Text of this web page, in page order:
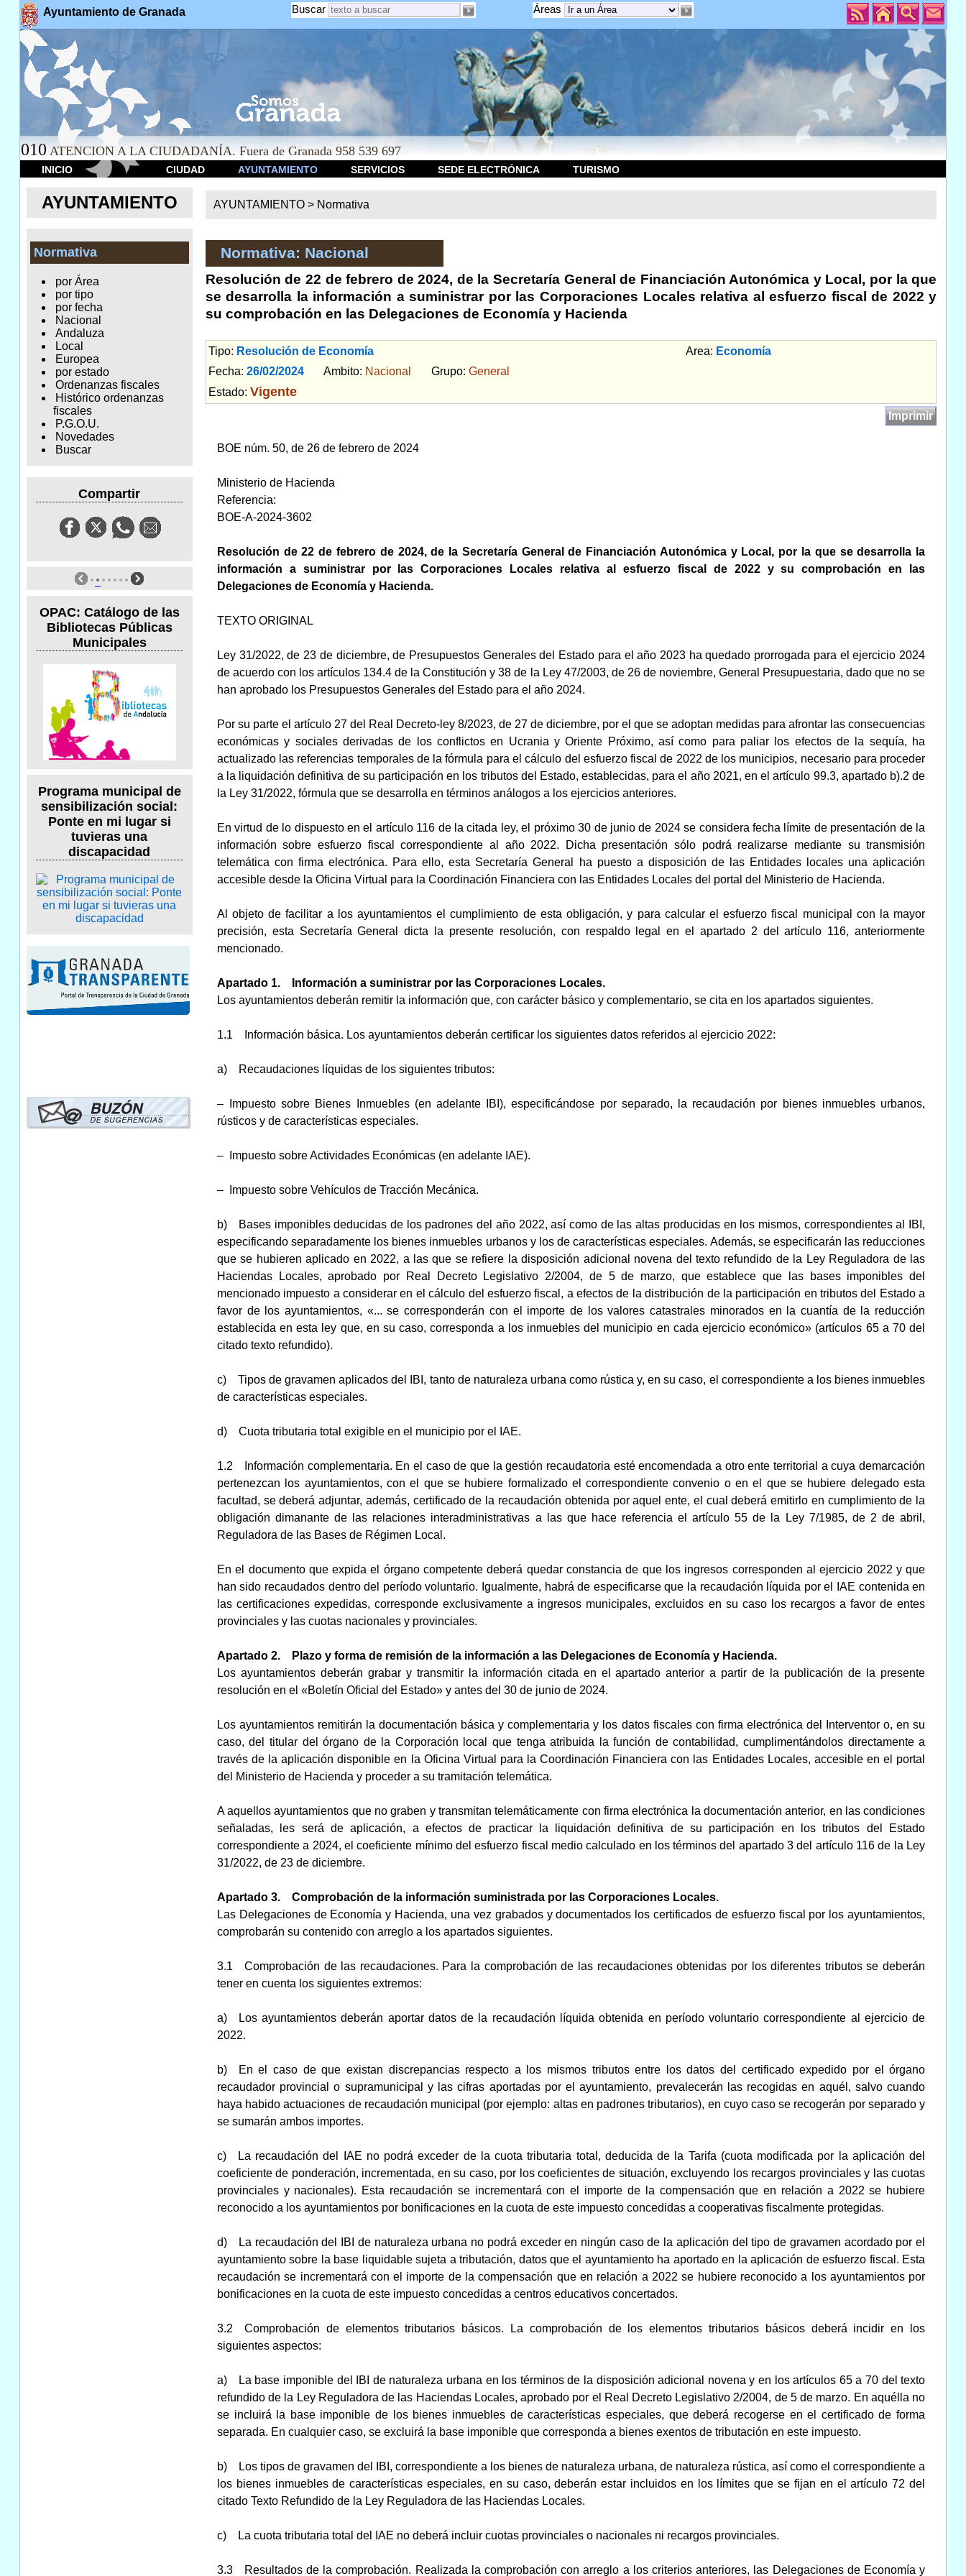
Ayuntamiento de Granada Áreas
Buscar
010 ATENCION A LA CIUDADANÍA. Fuera de Granada 958 539 697
INICIO CIUDAD AYUNTAMIENTO SERVICIOS SEDE ELECTRÓNICA TURISMO
AYUNTAMIENTO
Normativa
por Área
por tipo
por fecha
Nacional
Andaluza
Local
Europea
por estado
Ordenanzas fiscales
Histórico ordenanzas
fiscales
P.G.O.U.
Novedades
Buscar
Compartir
OPAC: Catálogo de las
Bibliotecas Públicas
Municipales
Programa municipal de
sensibilización social:
Ponte en mi lugar si
tuvieras una
discapacidad
AYUNTAMIENTO > Normativa
Normativa: Nacional
Resolución de 22 de febrero de 2024, de la Secretaría General de Financiación Autonómica y Local, por la que
se desarrolla la información a suministrar por las Corporaciones Locales relativa al esfuerzo fiscal de 2022 y
su comprobación en las Delegaciones de Economía y Hacienda
Tipo: Resolución de Economía Area: Economía
Fecha: 26/02/2024Ambito: Nacional Grupo: General
Estado: Vigente
Imprimir
BOE núm. 50, de 26 de febrero de 2024
Ministerio de Hacienda
Referencia:
BOE-A-2024-3602
Resolución de 22 de febrero de 2024, de la Secretaría General de Financiación Autonómica y Local, por la que se desarrolla la
información a suministrar por las Corporaciones Locales relativa al esfuerzo fiscal de 2022 y su comprobación en las
Delegaciones de Economía y Hacienda.
TEXTO ORIGINAL
Ley 31/2022, de 23 de diciembre, de Presupuestos Generales del Estado para el año 2023 ha quedado prorrogada para el ejercicio 2024
de acuerdo con los artículos 134.4 de la Constitución y 38 de la Ley 47/2003, de 26 de noviembre, General Presupuestaria, dado que no se
han aprobado los Presupuestos Generales del Estado para el año 2024.
Por su parte el artículo 27 del Real Decreto-ley 8/2023, de 27 de diciembre, por el que se adoptan medidas para afrontar las consecuencias
económicas y sociales derivadas de los conflictos en Ucrania y Oriente Próximo, así como para paliar los efectos de la sequía, ha
actualizado las referencias temporales de la fórmula para el cálculo del esfuerzo fiscal de 2022 de los municipios, necesario para proceder
a la liquidación definitiva de su participación en los tributos del Estado, establecidas, para el año 2021, en el artículo 99.3, apartado b).2 de
la Ley 31/2022, fórmula que se desarrolla en términos análogos a los ejercicios anteriores.
En virtud de lo dispuesto en el artículo 116 de la citada ley, el próximo 30 de junio de 2024 se considera fecha límite de presentación de la
información sobre esfuerzo fiscal correspondiente al año 2022. Dicha presentación sólo podrá realizarse mediante su transmisión
telemática con firma electrónica. Para ello, esta Secretaría General ha puesto a disposición de las Entidades locales una aplicación
accesible desde la Oficina Virtual para la Coordinación Financiera con las Entidades Locales del portal del Ministerio de Hacienda.
Al objeto de facilitar a los ayuntamientos el cumplimiento de esta obligación, y para calcular el esfuerzo fiscal municipal con la mayor
precisión, esta Secretaría General dicta la presente resolución, con respaldo legal en el apartado 2 del artículo 116, anteriormente
mencionado.
Apartado 1. Información a suministrar por las Corporaciones Locales.
Los ayuntamientos deberán remitir la información que, con carácter básico y complementario, se cita en los apartados siguientes.
1.1 Información básica. Los ayuntamientos deberán certificar los siguientes datos referidos al ejercicio 2022:
a) Recaudaciones líquidas de los siguientes tributos:
– Impuesto sobre Bienes Inmuebles (en adelante IBI), especificándose por separado, la recaudación por bienes inmuebles urbanos,
rústicos y de características especiales.
– Impuesto sobre Actividades Económicas (en adelante IAE).
– Impuesto sobre Vehículos de Tracción Mecánica.
b) Bases imponibles deducidas de los padrones del año 2022, así como de las altas producidas en los mismos, correspondientes al IBI,
especificando separadamente los bienes inmuebles urbanos y los de características especiales. Además, se especificarán las reducciones
que se hubieren aplicado en 2022, a las que se refiere la disposición adicional novena del texto refundido de la Ley Reguladora de las
Haciendas Locales, aprobado por Real Decreto Legislativo 2/2004, de 5 de marzo, que establece que las bases imponibles del
mencionado impuesto a considerar en el cálculo del esfuerzo fiscal, a efectos de la distribución de la participación en tributos del Estado a
favor de los ayuntamientos, «... se corresponderán con el importe de los valores catastrales minorados en la cuantía de la reducción
establecida en esta ley que, en su caso, corresponda a los inmuebles del municipio en cada ejercicio económico» (artículos 65 a 70 del
citado texto refundido).
c) Tipos de gravamen aplicados del IBI, tanto de naturaleza urbana como rústica y, en su caso, el correspondiente a los bienes inmuebles
de características especiales.
d) Cuota tributaria total exigible en el municipio por el IAE.
1.2 Información complementaria. En el caso de que la gestión recaudatoria esté encomendada a otro ente territorial a cuya demarcación
pertenezcan los ayuntamientos, con el que se hubiere formalizado el correspondiente convenio o en el que se hubiere delegado esta
facultad, se deberá adjuntar, además, certificado de la recaudación obtenida por aquel ente, el cual deberá emitirlo en cumplimiento de la
obligación dimanante de las relaciones interadministrativas a las que hace referencia el artículo 55 de la Ley 7/1985, de 2 de abril,
Reguladora de las Bases de Régimen Local.
En el documento que expida el órgano competente deberá quedar constancia de que los ingresos corresponden al ejercicio 2022 y que
han sido recaudados dentro del período voluntario. Igualmente, habrá de especificarse que la recaudación líquida por el IAE contenida en
las certificaciones expedidas, corresponde exclusivamente a ingresos municipales, excluidos en su caso los recargos a favor de entes
provinciales y las cuotas nacionales y provinciales.
Apartado 2. Plazo y forma de remisión de la información a las Delegaciones de Economía y Hacienda.
Los ayuntamientos deberán grabar y transmitir la información citada en el apartado anterior a partir de la publicación de la presente
resolución en el «Boletín Oficial del Estado» y antes del 30 de junio de 2024.
Los ayuntamientos remitirán la documentación básica y complementaria y los datos fiscales con firma electrónica del Interventor o, en su
caso, del titular del órgano de la Corporación local que tenga atribuida la función de contabilidad, cumplimentándolos directamente a
través de la aplicación disponible en la Oficina Virtual para la Coordinación Financiera con las Entidades Locales, accesible en el portal
del Ministerio de Hacienda y proceder a su tramitación telemática.
A aquellos ayuntamientos que no graben y transmitan telemáticamente con firma electrónica la documentación anterior, en las condiciones
señaladas, les será de aplicación, a efectos de practicar la liquidación definitiva de su participación en los tributos del Estado
correspondiente a 2024, el coeficiente mínimo del esfuerzo fiscal medio calculado en los términos del apartado 3 del artículo 116 de la Ley
31/2022, de 23 de diciembre.
Apartado 3. Comprobación de la información suministrada por las Corporaciones Locales.
Las Delegaciones de Economía y Hacienda, una vez grabados y documentados los certificados de esfuerzo fiscal por los ayuntamientos,
comprobarán su contenido con arreglo a los apartados siguientes.
3.1 Comprobación de las recaudaciones. Para la comprobación de las recaudaciones obtenidas por los diferentes tributos se deberán
tener en cuenta los siguientes extremos:
a) Los ayuntamientos deberán aportar datos de la recaudación líquida obtenida en período voluntario correspondiente al ejercicio de
2022.
b) En el caso de que existan discrepancias respecto a los mismos tributos entre los datos del certificado expedido por el órgano
recaudador provincial o supramunicipal y las cifras aportadas por el ayuntamiento, prevalecerán las recogidas en aquél, salvo cuando
haya habido actuaciones de recaudación municipal (por ejemplo: altas en padrones tributarios), en cuyo caso se recogerán por separado y
se sumarán ambos importes.
c) La recaudación del IAE no podrá exceder de la cuota tributaria total, deducida de la Tarifa (cuota modificada por la aplicación del
coeficiente de ponderación, incrementada, en su caso, por los coeficientes de situación, excluyendo los recargos provinciales y las cuotas
provinciales y nacionales). Esta recaudación se incrementará con el importe de la compensación que en relación a 2022 se hubiere
reconocido a los ayuntamientos por bonificaciones en la cuota de este impuesto concedidas a cooperativas fiscalmente protegidas.
d) La recaudación del IBI de naturaleza urbana no podrá exceder en ningún caso de la aplicación del tipo de gravamen acordado por el
ayuntamiento sobre la base liquidable sujeta a tributación, datos que el ayuntamiento ha aportado en la aplicación de esfuerzo fiscal. Esta
recaudación se incrementará con el importe de la compensación que en relación a 2022 se hubiere reconocido a los ayuntamientos por
bonificaciones en la cuota de este impuesto concedidas a centros educativos concertados.
3.2 Comprobación de elementos tributarios básicos. La comprobación de los elementos tributarios básicos deberá incidir en los
siguientes aspectos:
a) La base imponible del IBI de naturaleza urbana en los términos de la disposición adicional novena y en los artículos 65 a 70 del texto
refundido de la Ley Reguladora de las Haciendas Locales, aprobado por el Real Decreto Legislativo 2/2004, de 5 de marzo. En aquélla no
se incluirá la base imponible de los bienes inmuebles de características especiales, que deberá recogerse en el certificado de forma
separada. En cualquier caso, se excluirá la base imponible que corresponda a bienes exentos de tributación en este impuesto.
b) Los tipos de gravamen del IBI, correspondiente a los bienes de naturaleza urbana, de naturaleza rústica, así como el correspondiente a
los bienes inmuebles de características especiales, en su caso, deberán estar incluidos en los límites que se fijan en el artículo 72 del
citado Texto Refundido de la Ley Reguladora de las Haciendas Locales.
c) La cuota tributaria total del IAE no deberá incluir cuotas provinciales o nacionales ni recargos provinciales.
3.3 Resultados de la comprobación. Realizada la comprobación con arreglo a los criterios anteriores, las Delegaciones de Economía y